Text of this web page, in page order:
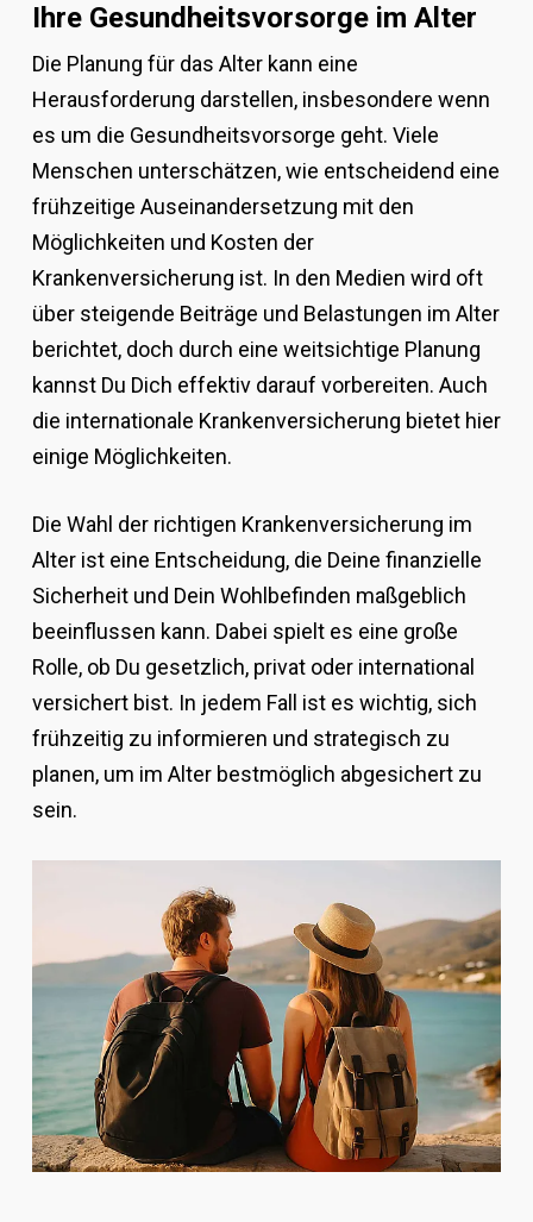
Ihre Gesundheitsvorsorge im Alter
Die Planung für das Alter kann eine
Herausforderung darstellen, insbesondere wenn
es um die Gesundheitsvorsorge geht. Viele
Menschen unterschätzen, wie entscheidend eine
frühzeitige Auseinandersetzung mit den
Möglichkeiten und Kosten der
Krankenversicherung ist. In den Medien wird oft
über steigende Beiträge und Belastungen im Alter
berichtet, doch durch eine weitsichtige Planung
kannst Du Dich effektiv darauf vorbereiten. Auch
die internationale Krankenversicherung bietet hier
einige Möglichkeiten.
Die Wahl der richtigen Krankenversicherung im
Alter ist eine Entscheidung, die Deine finanzielle
Sicherheit und Dein Wohlbefinden maßgeblich
beeinflussen kann. Dabei spielt es eine große
Rolle, ob Du gesetzlich, privat oder international
versichert bist. In jedem Fall ist es wichtig, sich
frühzeitig zu informieren und strategisch zu
planen, um im Alter bestmöglich abgesichert zu
sein.